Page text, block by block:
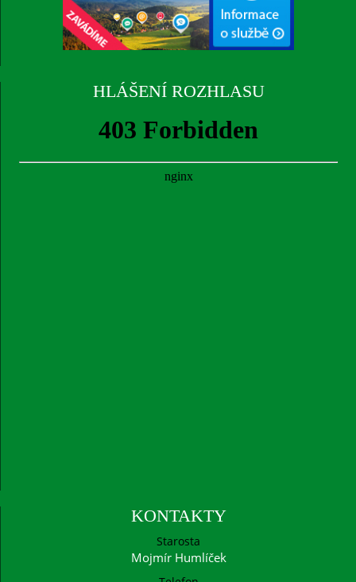
HLÁŠENÍ ROZHLASU
KONTAKTY
Starosta
Mojmír Humlíček